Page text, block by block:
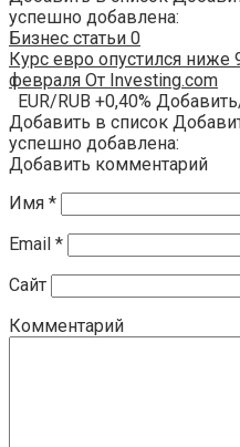
успешно добавлена:
Бизнес статьи 0
Курс евро опустился
февраля От Investing.com
EUR/RUB +0,40%
Добавить в список
успешно добавлена:
Добавить комментарий
Имя *
Email *
Сайт
Комментарий